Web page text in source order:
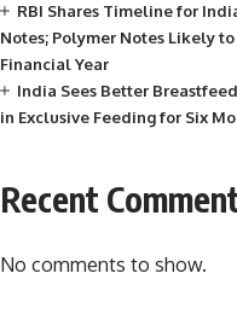
RBI Shares Timeline for
Notes; Polymer Notes Likely
Financial Year
India Sees Better
in Exclusive Feeding for Six
Recent
No comments to show.